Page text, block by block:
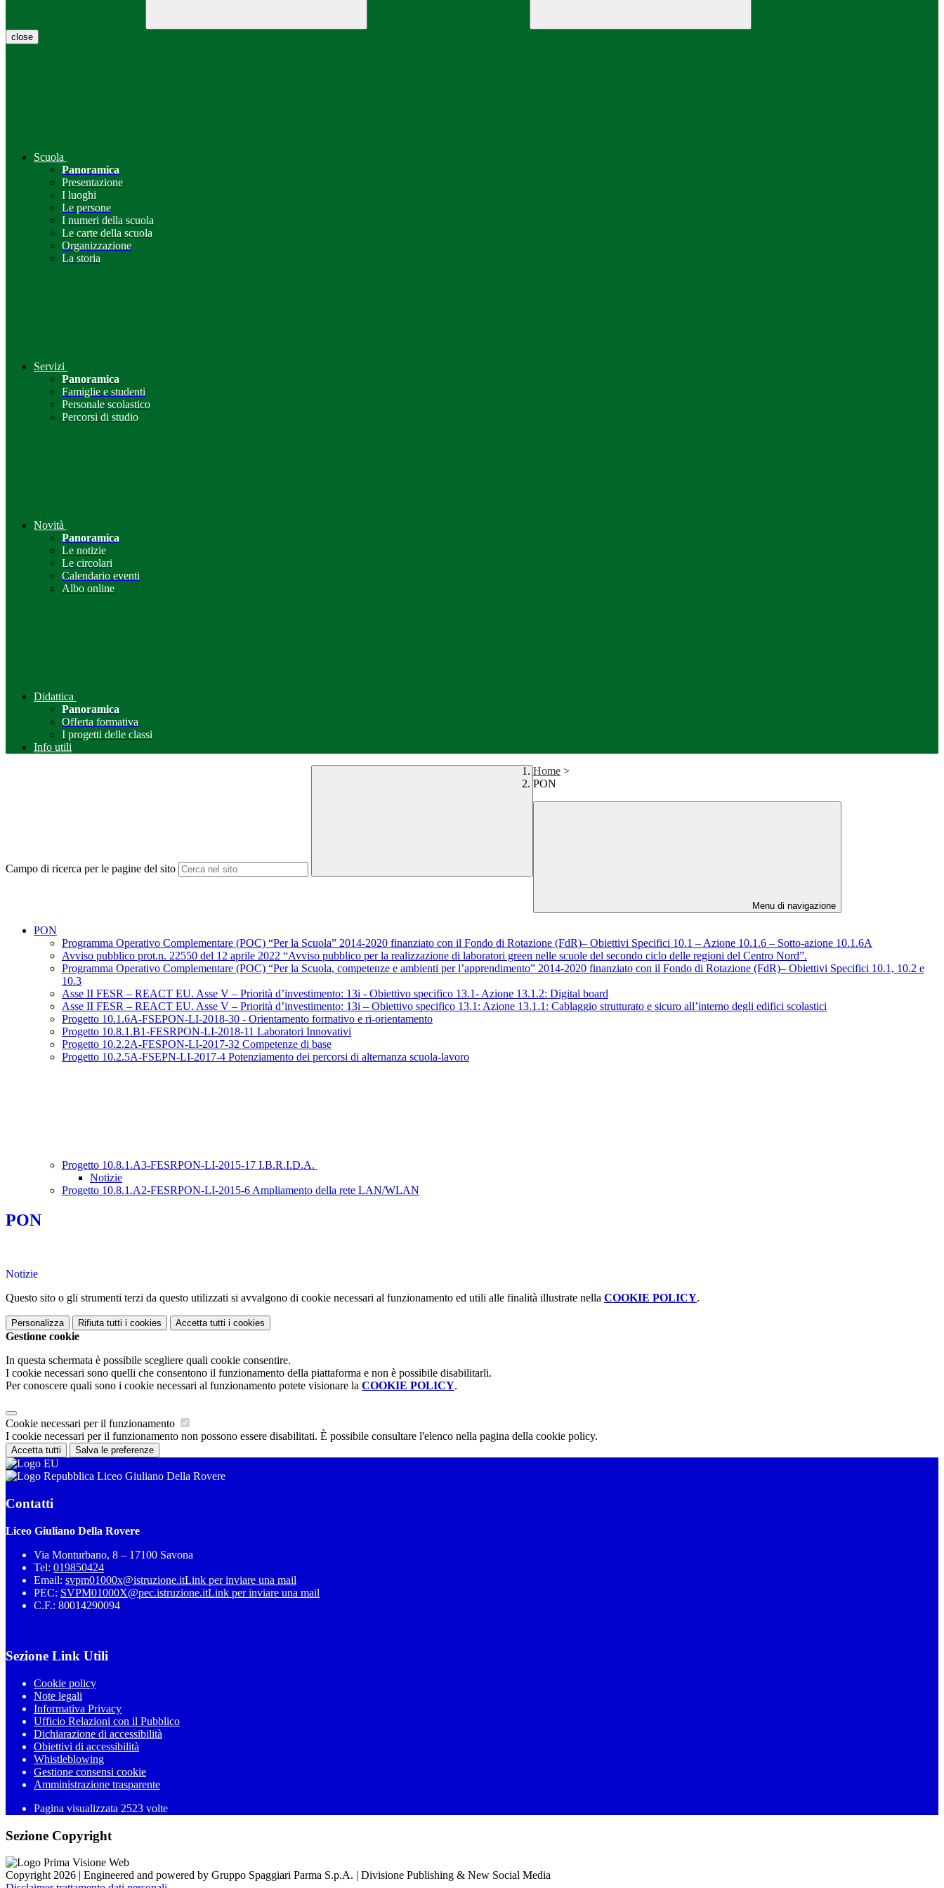
close
Scuola
Panoramica
Presentazione
I luoghi
Le persone
I numeri della scuola
Le carte della scuola
Organizzazione
La storia
Servizi
Panoramica
Famiglie e studenti
Personale scolastico
Percorsi di studio
Novità
Panoramica
Le notizie
Le circolari
Calendario eventi
Albo online
Didattica
Panoramica
Offerta formativa
I progetti delle classi
Info utili
Campo di ricerca per le pagine del sito
Home >
PON
Menu di navigazione
PON
Programma Operativo Complementare (POC) “Per la Scuola” 2014-2020 finanziato con il Fondo di Rotazione (FdR)– Obiettivi Specifici 10.1 – Azione 10.1.6 – Sotto-azione 10.1.6A
Avviso pubblico prot.n. 22550 del 12 aprile 2022 “Avviso pubblico per la realizzazione di laboratori green nelle scuole del secondo ciclo delle regioni del Centro Nord”.
Programma Operativo Complementare (POC) “Per la Scuola, competenze e ambienti per l’apprendimento” 2014-2020 finanziato con il Fondo di Rotazione (FdR)– Obiettivi Specifici 10.1, 10.2 e
10.3
Asse II FESR – REACT EU. Asse V – Priorità d’investimento: 13i - Obiettivo specifico 13.1- Azione 13.1.2: Digital board
Asse II FESR – REACT EU. Asse V – Priorità d’investimento: 13i – Obiettivo specifico 13.1: Azione 13.1.1: Cablaggio strutturato e sicuro all’interno degli edifici scolastici
Progetto 10.1.6A-FSEPON-LI-2018-30 - Orientamento formativo e ri-orientamento
Progetto 10.8.1.B1-FESRPON-LI-2018-11 Laboratori Innovativi
Progetto 10.2.2A-FESPON-LI-2017-32 Competenze di base
Progetto 10.2.5A-FSEPN-LI-2017-4 Potenziamento dei percorsi di alternanza scuola-lavoro
Progetto 10.8.1.A3-FESRPON-LI-2015-17 I.B.R.I.D.A.
Notizie
Progetto 10.8.1.A2-FESRPON-LI-2015-6 Ampliamento della rete LAN/WLAN
PON
Notizie
Questo sito o gli strumenti terzi da questo utilizzati si avvalgono di cookie necessari al funzionamento ed utili alle finalità illustrate nella COOKIE POLICY.
Personalizza Rifiuta tutti i cookies Accetta tutti i cookies
Gestione cookie
In questa schermata è possibile scegliere quali cookie consentire.
I cookie necessari sono quelli che consentono il funzionamento della piattaforma e non è possibile disabilitarli.
Per conoscere quali sono i cookie necessari al funzionamento potete visionare la COOKIE POLICY.
Cookie necessari per il funzionamento
I cookie necessari per il funzionamento non possono essere disabilitati. È possibile consultare l'elenco nella pagina della cookie policy.
Accetta tutti Salva le preferenze
Liceo Giuliano Della Rovere
Contatti
Liceo Giuliano Della Rovere
Via Monturbano, 8 – 17100 Savona
Tel: 019850424
Email: svpm01000x@istruzione.itLink per inviare una mail
PEC: SVPM01000X@pec.istruzione.itLink per inviare una mail
C.F.: 80014290094
Sezione Link Utili
Cookie policy
Note legali
Informativa Privacy
Ufficio Relazioni con il Pubblico
Dichiarazione di accessibilità
Obiettivi di accessibilità
Whistleblowing
Gestione consensi cookie
Amministrazione trasparente
Pagina visualizzata 2523 volte
Sezione Copyright
Copyright 2026 | Engineered and powered by Gruppo Spaggiari Parma S.p.A. | Divisione Publishing & New Social Media